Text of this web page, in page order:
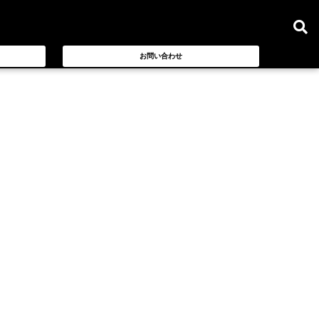
お問い合わせ